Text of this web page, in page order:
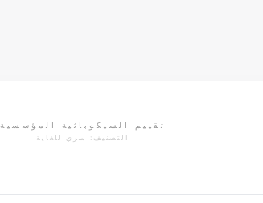
تقييم السيكوباثية المؤسسية
التصنيف: سري للغاية